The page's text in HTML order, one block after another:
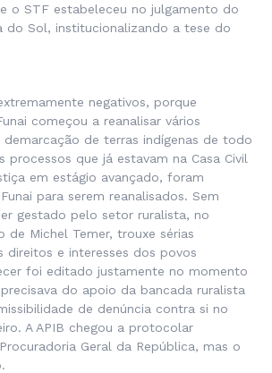
o STF estabeleceu no julgamento do
do Sol, institucionalizando a tese do
negativos, porque
começou a reanalisar vários
de terras indígenas de todo
processos que já estavam na Casa Civil
em estágio avançado, foram
para serem reanalisados. Sem
gestado pelo setor ruralista, no
de Michel Temer, trouxe sérias
direitos e interesses dos povos
foi editado justamente no momento
do apoio da bancada ruralista
de denúncia contra si no
A APIB chegou a protocolar
Geral da República, mas o